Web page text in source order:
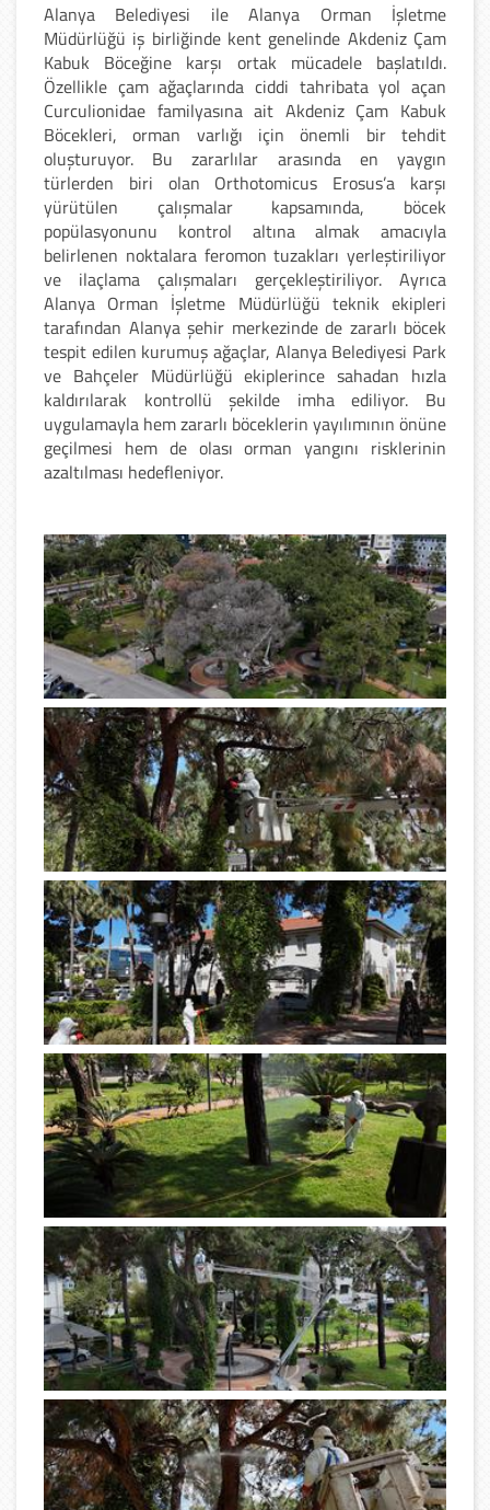
Alanya Belediyesi ile Alanya Orman İşletme
Müdürlüğü iş birliğinde kent genelinde Akdeniz Çam
Kabuk Böceğine karşı ortak mücadele başlatıldı.
Özellikle çam ağaçlarında ciddi tahribata yol açan
Curculionidae familyasına ait Akdeniz Çam Kabuk
Böcekleri, orman varlığı için önemli bir tehdit
oluşturuyor. Bu zararlılar arasında en yaygın
türlerden biri olan Orthotomicus Erosus’a karşı
yürütülen çalışmalar kapsamında, böcek
popülasyonunu kontrol altına almak amacıyla
belirlenen noktalara feromon tuzakları yerleştiriliyor
ve ilaçlama çalışmaları gerçekleştiriliyor. Ayrıca
Alanya Orman İşletme Müdürlüğü teknik ekipleri
tarafından Alanya şehir merkezinde de zararlı böcek
tespit edilen kurumuş ağaçlar, Alanya Belediyesi Park
ve Bahçeler Müdürlüğü ekiplerince sahadan hızla
kaldırılarak kontrollü şekilde imha ediliyor. Bu
uygulamayla hem zararlı böceklerin yayılımının önüne
geçilmesi hem de olası orman yangını risklerinin
azaltılması hedefleniyor.